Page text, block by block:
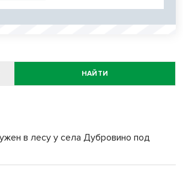
НАЙТИ
в лесу у села Дубровино под